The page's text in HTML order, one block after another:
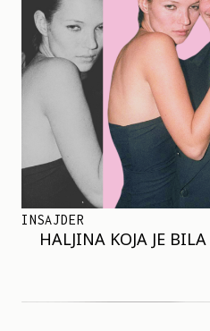
INSAJDER
HALJINA KOJA JE